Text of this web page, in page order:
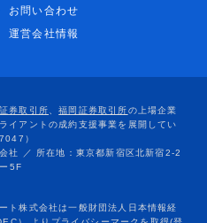
お問い合わせ
運営会社情報